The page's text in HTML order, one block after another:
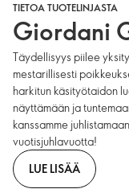
TIETOA TUOTELINJASTA
Giordani
Täydellisyys piilee
mestarillisesti
harkitun käsityötaidon
näyttämään ja tuntemaan
kanssamme
vuotisjuhlavuotta!
LUE LISÄÄ